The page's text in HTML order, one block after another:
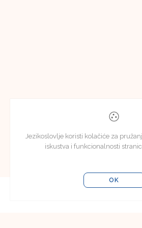
Jezikoslovlje koristi kolačiće za
iskustva i funkcionalnosti
OK